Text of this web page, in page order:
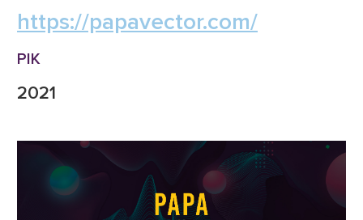
https://papavector.com/
РІК
2021